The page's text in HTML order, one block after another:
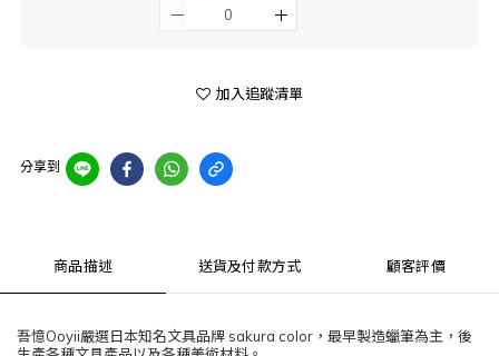
加入追蹤清單
分享到
商品描述 送貨及付款方式 顧客評價
吾憶Ooyii嚴選日本知名文具品牌 sakura color，最早製造蠟筆為主，後